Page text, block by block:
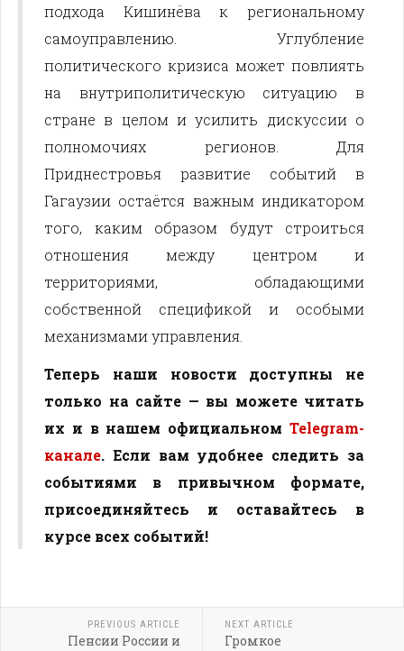
подхода Кишинёва к региональному
самоуправлению. Углубление
политического кризиса может повлиять
на внутриполитическую ситуацию в
стране в целом и усилить дискуссии о
полномочиях регионов. Для
Приднестровья развитие событий в
Гагаузии остаётся важным индикатором
того, каким образом будут строиться
отношения между центром и
территориями, обладающими
собственной спецификой и особыми
механизмами управления.
Теперь наши новости доступны не
только на сайте — вы можете читать
их и в нашем официальном Telegram-
канале. Если вам удобнее следить за
событиями в привычном формате,
присоединяйтесь и оставайтесь в
курсе всех событий!
PREVIOUS ARTICLE
Пенсии России и
NEXT ARTICLE
Громкое